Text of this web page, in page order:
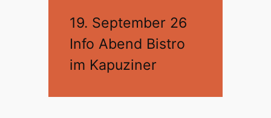
19. September 26
Info Abend Bistro
im Kapuziner